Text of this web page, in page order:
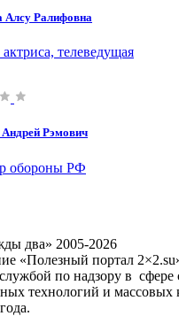
Алсу Ралифовна
телеведущая
Андрей Рэмович
обороны РФ
два» 2005-2026
«Полезный портал
по надзору в сфере
технологий и массовых